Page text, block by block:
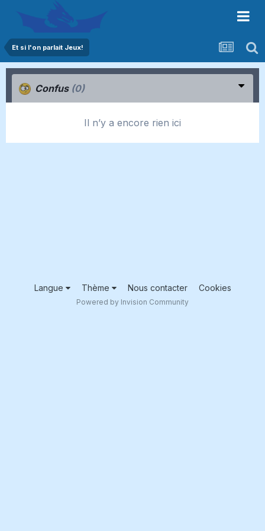
Et si l'on parlait Jeux!
Confus (0)
Il n’y a encore rien ici
Langue Thème Nous contacter Cookies
Powered by Invision Community